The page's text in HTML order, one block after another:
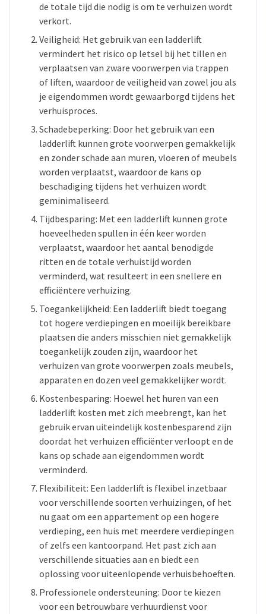
de totale tijd die nodig is om te verhuizen wordt
verkort.
Veiligheid: Het gebruik van een ladderlift
vermindert het risico op letsel bij het tillen en
verplaatsen van zware voorwerpen via trappen
of liften, waardoor de veiligheid van zowel jou als
je eigendommen wordt gewaarborgd tijdens het
verhuisproces.
Schadebeperking: Door het gebruik van een
ladderlift kunnen grote voorwerpen gemakkelijk
en zonder schade aan muren, vloeren of meubels
worden verplaatst, waardoor de kans op
beschadiging tijdens het verhuizen wordt
geminimaliseerd.
Tijdbesparing: Met een ladderlift kunnen grote
hoeveelheden spullen in één keer worden
verplaatst, waardoor het aantal benodigde
ritten en de totale verhuistijd worden
verminderd, wat resulteert in een snellere en
efficiëntere verhuizing.
Toegankelijkheid: Een ladderlift biedt toegang
tot hogere verdiepingen en moeilijk bereikbare
plaatsen die anders misschien niet gemakkelijk
toegankelijk zouden zijn, waardoor het
verhuizen van grote voorwerpen zoals meubels,
apparaten en dozen veel gemakkelijker wordt.
Kostenbesparing: Hoewel het huren van een
ladderlift kosten met zich meebrengt, kan het
gebruik ervan uiteindelijk kostenbesparend zijn
doordat het verhuizen efficiënter verloopt en de
kans op schade aan eigendommen wordt
verminderd.
Flexibiliteit: Een ladderlift is flexibel inzetbaar
voor verschillende soorten verhuizingen, of het
nu gaat om een appartement op een hogere
verdieping, een huis met meerdere verdiepingen
of zelfs een kantoorpand. Het past zich aan
verschillende situaties aan en biedt een
oplossing voor uiteenlopende verhuisbehoeften.
Professionele ondersteuning: Door te kiezen
voor een betrouwbare verhuurdienst voor